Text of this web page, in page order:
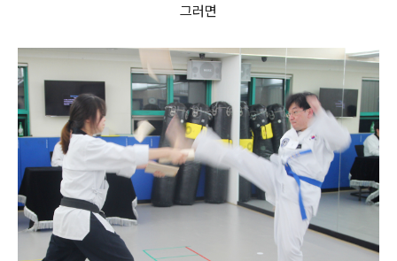
그러면